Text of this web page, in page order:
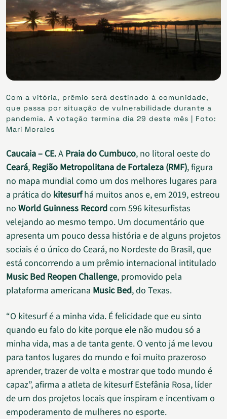
Com a vitória, prêmio será destinado à comunidade,
que passa por situação de vulnerabilidade durante a
pandemia. A votação termina dia 29 deste mês | Foto:
Mari Morales
Caucaia – CE.A Praia do Cumbuco, no litoral oeste do
Ceará, Região Metropolitana de Fortaleza (RMF), figura
no mapa mundial como um dos melhores lugares para
a prática do kitesurfhá muitos anos e, em 2019, estreou
no World Guinness Recordcom 596 kitesurfistas
velejando ao mesmo tempo. Um documentário que
apresenta um pouco dessa história e de alguns projetos
sociais é o único do Ceará, no Nordeste do Brasil, que
está concorrendo a um prêmio internacional intitulado
Music Bed Reopen Challenge, promovido pela
plataforma americana Music Bed, do Texas.
“O kitesurf é a minha vida. É felicidade que eu sinto
quando eu falo do kite porque ele não mudou só a
minha vida, mas a de tanta gente. O vento já me levou
para tantos lugares do mundo e foi muito prazeroso
aprender, trazer de volta e mostrar que todo mundo é
capaz”, afirma a atleta de kitesurf Estefânia Rosa, líder
de um dos projetos locais que inspiram e incentivam o
empoderamento de mulheres no esporte.